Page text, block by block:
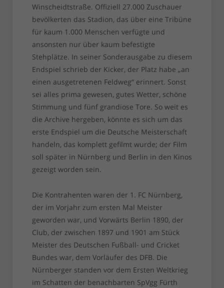
Winscheidtstraße. Offiziell 27.000 Zuschauer
bevölkerten das Stadion, das über eine Tribüne
für kaum 1.000 Menschen verfügte und
ansonsten nur über kaum befestigte
Stehplätze. In seiner Sonderausgabe zu diesem
Endspiel schrieb der Kicker, der Platz habe „an
einen ausgetretenen Feldweg“ erinnert. Sonst
sei alles prima gewesen, gutes Wetter, schöne
Stimmung und fünf grandiose Tore. So weit es
die Archive hergeben, könnte es sich um das
erste Endspiel um die Deutsche Meisterschaft
handeln, das komplett gefilmt wurde; der Film
soll später in Nürnberg und Berlin in den Kinos
gezeigt worden sein.
Die Kontrahenten waren der 1. FC Nürnberg,
der im Vorjahr zum ersten Mal Meister
geworden war, und Vorwärts Berlin 1890, der
Club, der zwischen 1897 und 1901 am Stück
Meister des Deutschen Fußball- und Cricket
Bundes war, dem Vorläufer des DFB. Die
Nürnberger standen vor dem Ersten Weltkrieg
im Schatten der benachbarten SpVgg Fürth